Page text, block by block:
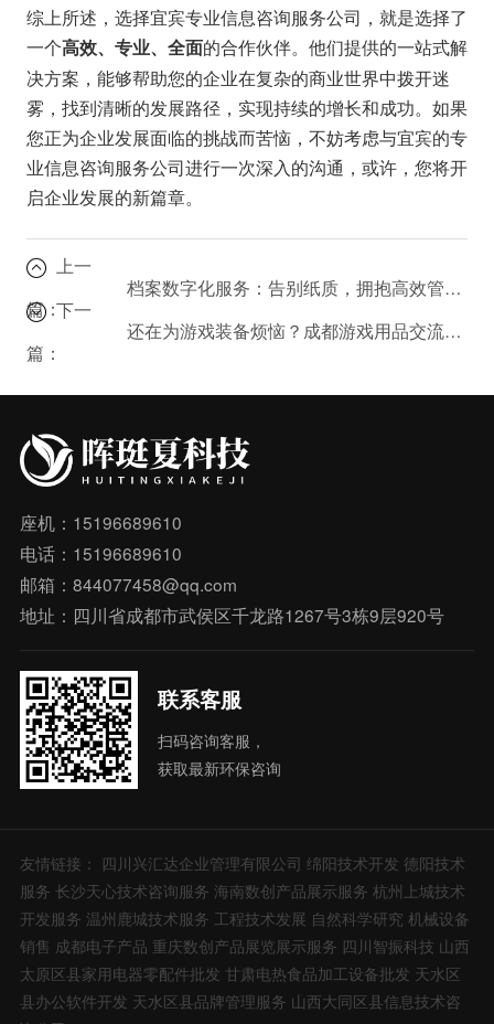
综上所述，选择宜宾专业信息咨询服务公司，就是选择了
一个高效、专业、全面的合作伙伴。他们提供的一站式解
决方案，能够帮助您的企业在复杂的商业世界中拨开迷
雾，找到清晰的发展路径，实现持续的增长和成功。如果
您正为企业发展面临的挑战而苦恼，不妨考虑与宜宾的专
业信息咨询服务公司进行一次深入的沟通，或许，您将开
启企业发展的新篇章。
上一
篇：
档案数字化服务：告别纸质，拥抱高效管理！
下一
篇：
还在为游戏装备烦恼？成都游戏用品交流公司帮您解决！
座机：15196689610
电话：15196689610
邮箱：844077458@qq.com
地址：四川省成都市武侯区千龙路1267号3栋9层920号
联系客服
扫码咨询客服，
获取最新环保咨询
友情链接： 四川兴汇达企业管理有限公司 绵阳技术开发 德阳技术
服务 长沙天心技术咨询服务 海南数创产品展示服务 杭州上城技术
开发服务 温州鹿城技术服务 工程技术发展 自然科学研究 机械设备
销售 成都电子产品 重庆数创产品展览展示服务 四川智振科技 山西
太原区县家用电器零配件批发 甘肃电热食品加工设备批发 天水区
县办公软件开发 天水区县品牌管理服务 山西大同区县信息技术咨